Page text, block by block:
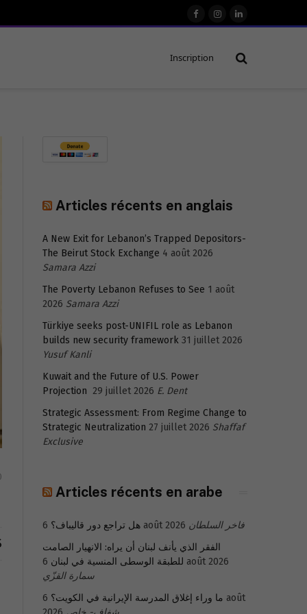
FacebookInstagram
LinkedIn
Inscription
Articles récents en anglais
A New Exit for Lebanon’s Trapped Depositors-
The Beirut Stock Exchange 4 août 2026
Samara Azzi
The Poverty Lebanon Refuses to See 1 août
2026 Samara Azzi
Türkiye seeks post-UNIFIL role as Lebanon
builds new security framework 31 juillet 2026
Yusuf Kanli
Kuwait and the Future of U.S. Power
Projection 29 juillet 2026 E. Dent
Strategic Assessment: From Regime Change to
Strategic Neutralization 27 juillet 2026 Shaffaf
Exclusive
Articles récents en arabe
هل تراجع دور قاليباف؟ 6 août 2026 فاخر السلطان
الفقر الذي يأنف لبنان أن يراه: الانهيار الصامت
للطبقة الوسطى المنسية في لبنان 6 août 2026
سمارة القزّي
ما وراء إغلاق المدرسة الإيرانية في الكويت؟ 6 août